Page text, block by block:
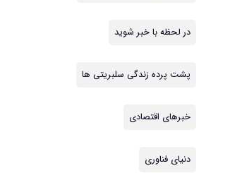
در لحظه با خبر شوید
پشت پرده زندگی سلبریتی ها
خبرهای اقتصادی
دنیای فناوری